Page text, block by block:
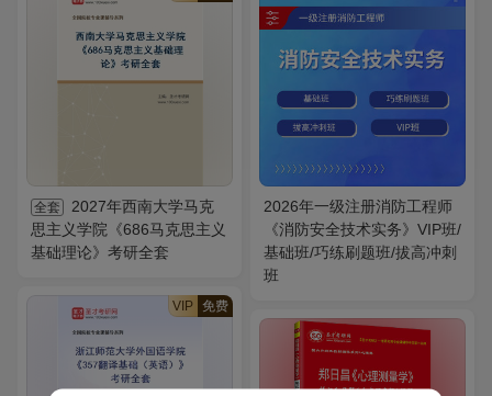
全套
2027年西南大学马克
思主义学院《686马克思主义
基础理论》考研全套
2026年一级注册消防工程师
《消防安全技术实务》VIP班/
基础班/巧练刷题班/拔高冲刺
班
VIP 免费